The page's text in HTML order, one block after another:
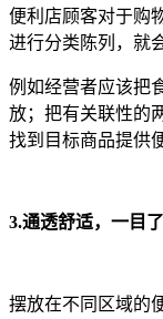
便利店顾客对于购
进行分类陈列，就
例如经营者应该把
放；把有关联性的
找到目标商品提供
3.通透舒适，一目
摆放在不同区域的